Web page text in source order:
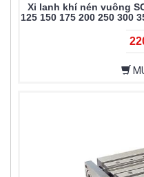
Xi lanh khí nén vuông
125 150 175 200 250 300